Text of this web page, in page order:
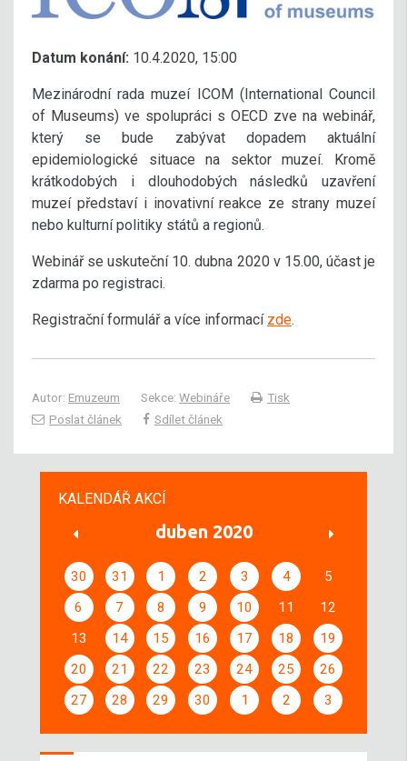
Datum konání: 10.4.2020, 15:00
Mezinárodní rada muzeí ICOM (International Council
of Museums) ve spolupráci s OECD zve na webinář,
který se bude zabývat dopadem aktuální
epidemiologické situace na sektor muzeí. Kromě
krátkodobých i dlouhodobých následků uzavření
muzeí představí i inovativní reakce ze strany muzeí
nebo kulturní politiky států a regionů.
Webinář se uskuteční 10. dubna 2020 v 15.00, účast je
zdarma po registraci.
Registrační formulář a více informací zde.
Autor: Emuzeum Sekce: Webináře
Tisk
Poslat článek
Sdílet článek
KALENDÁŘ AKCÍ
duben 2020
30 31 1 2 3 4
5
6
7 8 9 10 11
12
13
14 15 16 17 18
19
20
21 22 23 24 25
26
27
28 29 30 1 2 3